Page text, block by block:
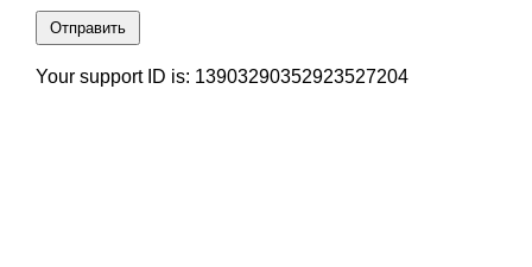
Отправить
Your support ID is: 13903290352923527204